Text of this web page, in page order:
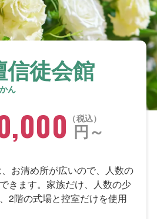
信徒会館
ん
税込
円～
お清め所が広いので、人数の
きます。家族だけ、人数の少
2階の式場と控室だけを使用